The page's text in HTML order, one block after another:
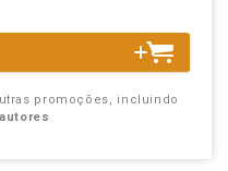
promoções, incluindo